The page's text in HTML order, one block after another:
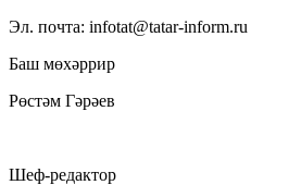
Эл. почта: infotat@tatar-inform.ru
Баш мөхәррир
Рөстәм Гәрәев
Шеф-редактор